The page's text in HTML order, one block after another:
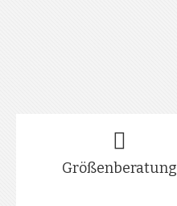
Größenberatung